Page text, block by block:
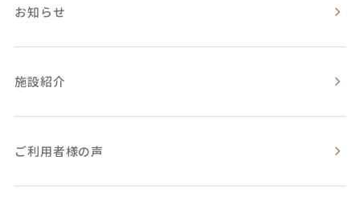
お知らせ
施設紹介
ご利用者様の声